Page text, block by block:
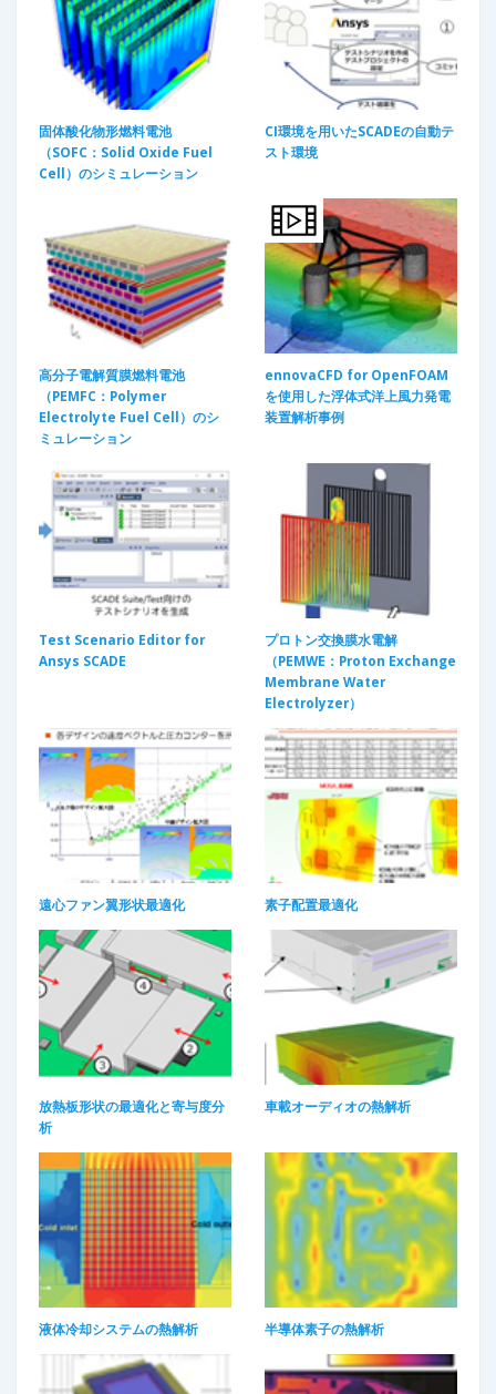
固体酸化物形燃料電池
（SOFC：Solid Oxide Fuel
Cell）のシミュレーション
CI環境を用いたSCADEの自動テ
スト環境
高分子電解質膜燃料電池
（PEMFC：Polymer
Electrolyte Fuel Cell）のシ
ミュレーション
ennovaCFD for OpenFOAM​
を使用した浮体式洋上風力発電
装置解析事例
Test Scenario Editor for
Ansys SCADE
プロトン交換膜水電解
（PEMWE：Proton Exchange
Membrane Water
Electrolyzer）
遠心ファン翼形状最適化​ 素子配置最適化
放熱板形状の最適化と寄与度分
析​
車載オーディオの熱解析
液体冷却システムの熱解析 半導体素子の熱解析